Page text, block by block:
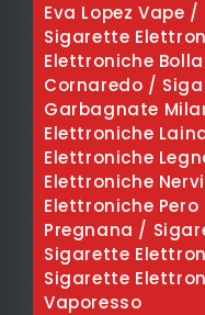
Eva Lopez Vape /
Sigarette
Elettroniche
Cornaredo /
Garbagnate
Elettroniche
Elettroniche
Elettroniche
Elettroniche Pero
Pregnana /
Sigarette
Sigarette
Vaporesso